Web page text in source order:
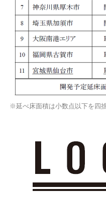
※延べ床面積は小数点以下を四